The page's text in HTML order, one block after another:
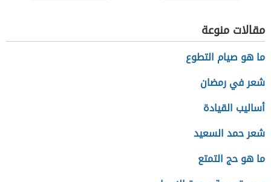
مقالات منوعة
ما هو صيام التطوع
شعر في رمضان
أساليب القيادة
شعر حمد السعيد
ما هو حج التمتع